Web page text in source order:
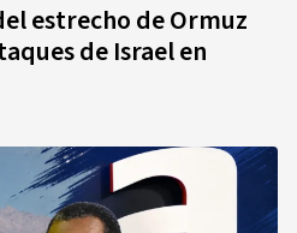
estrecho de Ormuz
de Israel en